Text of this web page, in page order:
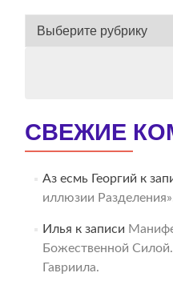
ВЕСЬ
СВЕЖИЕ
Аз есмь Георгий к
иллюзии
Илья к записи
Божественной
Гавриила.